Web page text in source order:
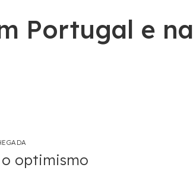
Portugal e na
optimismo